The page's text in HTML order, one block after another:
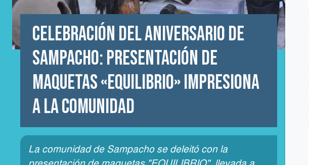
Celebración del Aniversario de
Sampacho: Presentación de
Maquetas «EQUILIBRIO» Impresiona
a la Comunidad
La comunidad de Sampacho se deleitó con la